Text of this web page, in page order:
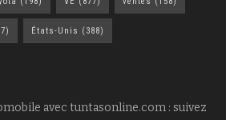
États-Unis (388)
avec tuntasonline.com : suivez